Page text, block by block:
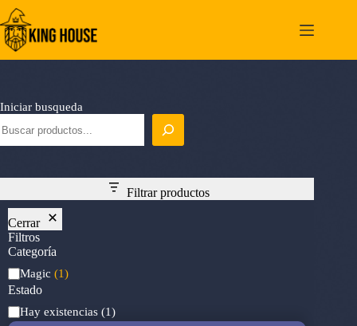
Saltar
al
contenido
Iniciar busqueda
Filtrar productos
Cerrar
Filtros
Categoría
Categoría
Magic (1)
Estado
Estado
Hay existencias (1)